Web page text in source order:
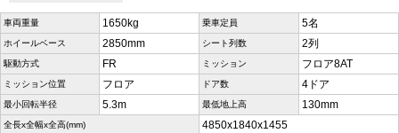
車両重量 1650kg 乗車定員 5名
ホイールベース 2850mm シート列数 2列
駆動方式 FR ミッション フロア8AT
ミッション位置 フロア ドア数 4ドア
最小回転半径 5.3m 最低地上高 130mm
全長x全幅x全高(mm) 4850x1840x1455